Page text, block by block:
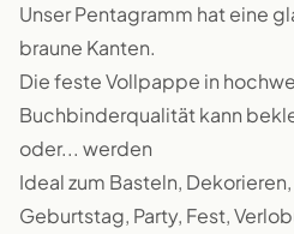
Unser Pentagramm hat eine
braune Kanten.
Die feste Vollpappe in
Buchbinderqualität kann
oder... werden
Ideal zum Basteln,
Geburtstag, Party, Fest,